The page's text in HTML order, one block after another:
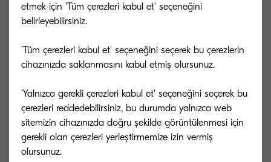
Kağıt boyutu
13 x 19,2 L to A6R. Postcard
AK-9130
Kapasite (sayfa)
Boyutlar (GxDxY)
330x730x1000
Kağıt boyutu
Max 13x19.2 inch to Min
etmek için 'Tüm çerezleri kabul et' seçeneğini
belirleyebilirsiniz.
'Tüm çerezleri kabul et' seçeneğini seçerek bu çerezlerin
cihazınızda saklanmasını kabul etmiş olursunuz.
'Yalnızca gerekli çerezleri kabul et' seçeneğini seçerek bu
çerezleri reddedebilirsiniz, bu durumda yalnızca web
sitemizin cihazınızda doğru şekilde görüntülenmesi için
gerekli olan çerezleri yerleştirmemize izin vermiş